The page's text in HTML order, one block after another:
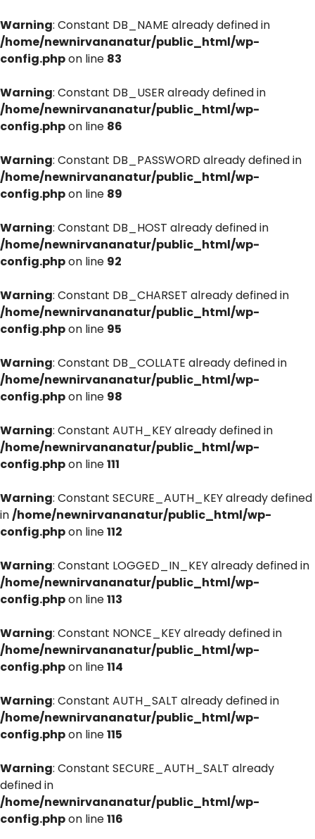
Warning: Constant DB_NAME already defined in
/home/newnirvananatur/public_html/wp-
config.phpon line 83
Warning: Constant DB_USER already defined in
/home/newnirvananatur/public_html/wp-
config.phpon line 86
Warning: Constant DB_PASSWORD already defined in
/home/newnirvananatur/public_html/wp-
config.phpon line 89
Warning: Constant DB_HOST already defined in
/home/newnirvananatur/public_html/wp-
config.phpon line 92
Warning: Constant DB_CHARSET already defined in
/home/newnirvananatur/public_html/wp-
config.phpon line 95
Warning: Constant DB_COLLATE already defined in
/home/newnirvananatur/public_html/wp-
config.phpon line 98
Warning: Constant AUTH_KEY already defined in
/home/newnirvananatur/public_html/wp-
config.phpon line111
Warning: Constant SECURE_AUTH_KEY already defined
in/home/newnirvananatur/public_html/wp-
config.phpon line112
Warning: Constant LOGGED_IN_KEY already defined in
/home/newnirvananatur/public_html/wp-
config.phpon line113
Warning: Constant NONCE_KEY already defined in
/home/newnirvananatur/public_html/wp-
config.phpon line114
Warning: Constant AUTH_SALT already defined in
/home/newnirvananatur/public_html/wp-
config.phpon line115
Warning: Constant SECURE_AUTH_SALT already
defined in
/home/newnirvananatur/public_html/wp-
config.phpon line116